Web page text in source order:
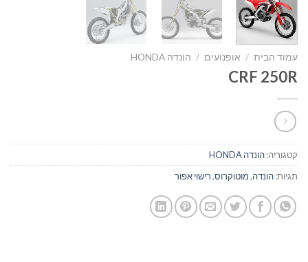
עמוד הבית אופנועים הונדה HONDA
CRF 250R
קטגוריה:הונדה HONDA
תגיות:הונדה,מוטוקרוס,רישוי אפור